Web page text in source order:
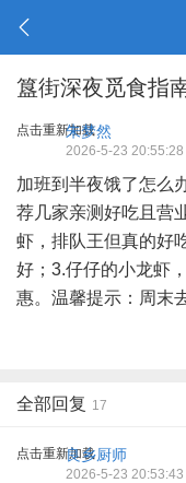
簋街深夜觅食指
点击重新加载
朱梦然
2026-5-23 20:55:28
加班到半夜饿了怎么
荐几家亲测好吃且营
虾，排队王但真的好
好；3.仔仔的小龙虾
惠。温馨提示：周末
全部回复 17
点击重新加载良乡厨师
2026-5-23 20:53:43